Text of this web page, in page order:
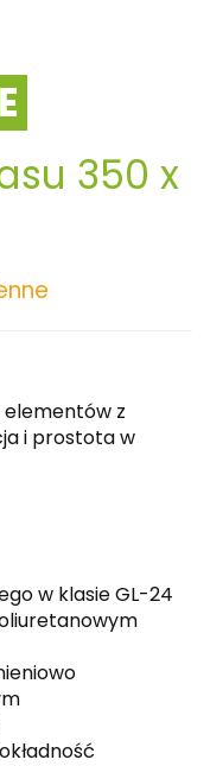
350 x
z
i prostota w
w klasie GL-24